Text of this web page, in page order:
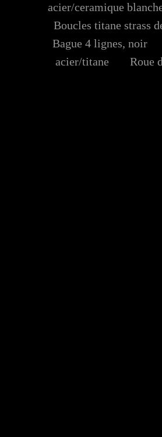
acier/ceramique
Boucles titane strass
Bague 4 lignes, noir
acier/titane
Roue